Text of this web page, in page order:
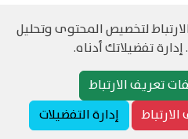
الحقوق محفوظةسياسة و الخصوصية
لتخصيص المحتوى وتحليل
إدارة تفضيلاتك أدناه.
تعريف الارتباط
إدارة التفضيلات